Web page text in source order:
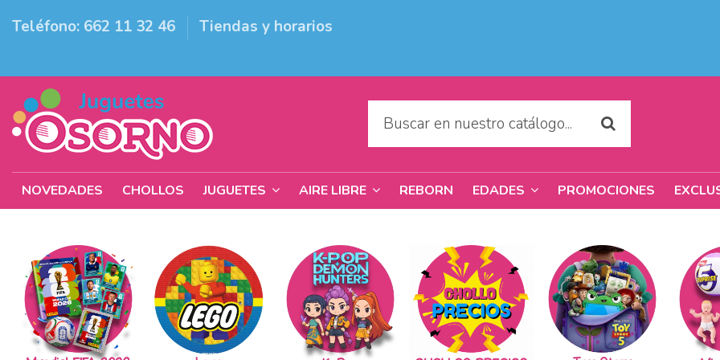
Teléfono: 662 11 32 46 Tiendas y horarios
NOVEDADES CHOLLOS JUGUETES AIRE LIBRE REBORN EDADES PROMOCIONES